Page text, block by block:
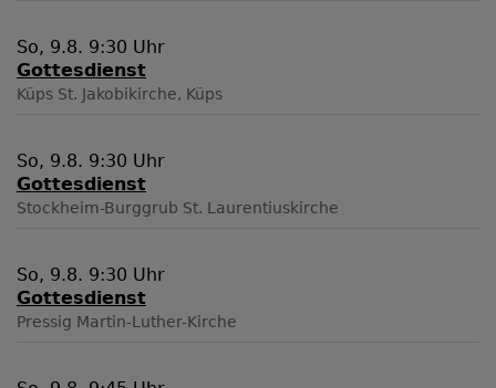
So, 9.8. 9:30 Uhr
Gottesdienst
Küps St. Jakobikirche, Küps
So, 9.8. 9:30 Uhr
Gottesdienst
Stockheim-Burggrub St. Laurentiuskirche
So, 9.8. 9:30 Uhr
Gottesdienst
Pressig Martin-Luther-Kirche